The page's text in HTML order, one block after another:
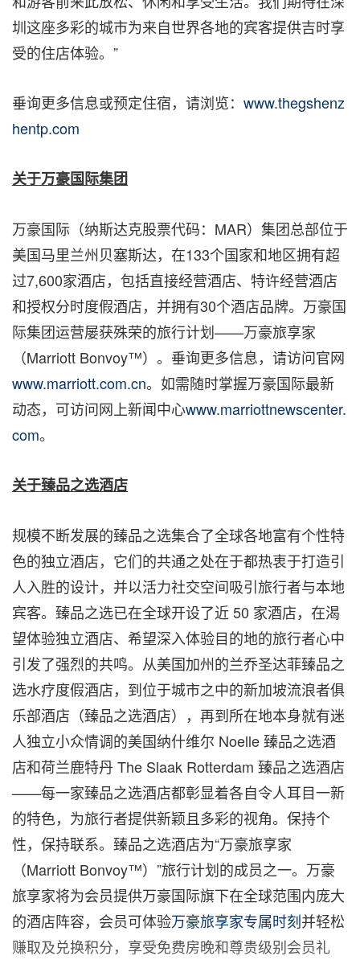
圳这座多彩的城市为来自世界各地的宾客提供吉时享
受的住店体验。”
垂询更多信息或预定住宿，请浏览： www.thegshenz
hentp.com
关于万豪国际集团
万豪国际（纳斯达克股票代码：MAR）集团总部位于
美国马里兰州贝塞斯达，在133个国家和地区拥有超
过7,600家酒店，包括直接经营酒店、特许经营酒店
和授权分时度假酒店，并拥有30个酒店品牌。万豪国
际集团运营屡获殊荣的旅行计划——万豪旅享家
（Marriott Bonvoy™）。垂询更多信息，请访问官网
www.marriott.com.cn。如需随时掌握万豪国际最新
动态，可访问网上新闻中心www.marriottnewscenter.
com。
关于臻品之选酒店
规模不断发展的臻品之选集合了全球各地富有个性特
色的独立酒店，它们的共通之处在于都热衷于打造引
人入胜的设计，并以活力社交空间吸引旅行者与本地
宾客。臻品之选已在全球开设了近 50 家酒店，在渴
望体验独立酒店、希望深入体验目的地的旅行者心中
引发了强烈的共鸣。从美国加州的兰乔圣达菲臻品之
选水疗度假酒店，到位于城市之中的新加坡流浪者俱
乐部酒店（臻品之选酒店），再到所在地本身就有迷
人独立小众情调的美国纳什维尔 Noelle 臻品之选酒
店和荷兰鹿特丹 The Slaak Rotterdam 臻品之选酒店
——每一家臻品之选酒店都彰显着各自令人耳目一新
的特色，为旅行者提供新颖且多彩的视角。保持个
性，保持联系。臻品之选酒店为“万豪旅享家
（Marriott Bonvoy™）”旅行计划的成员之一。万豪
旅享家将为会员提供万豪国际旗下在全球范围内庞大
的酒店阵容，会员可体验万豪旅享家专属时刻并轻松
赚取及兑换积分，享受免费房晚和尊贵级别会员礼